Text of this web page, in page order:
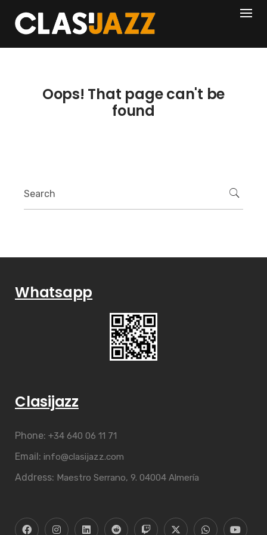
content
404
Oops! That page can't be
found
Whatsapp
Clasijazz
Phone: +34 640 06 11 71
Email: info@clasijazz.com
Address: Maestro Serrano, 9. 04004 Almería